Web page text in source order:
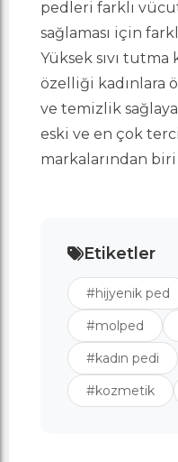
pedleri farklı
sağlaması için
Yüksek sıvı tutma
özelliği kadınlara
ve temizlik
eski ve en çok
markalarından
Etiketler
#hijyenik ped
#molped
#kadın pedi
#kozmetik